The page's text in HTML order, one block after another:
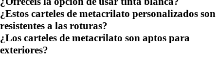
¿Estos carteles de metacrilato personalizados son
resistentes a las roturas?
¿Los carteles de metacrilato son aptos para
exteriores?